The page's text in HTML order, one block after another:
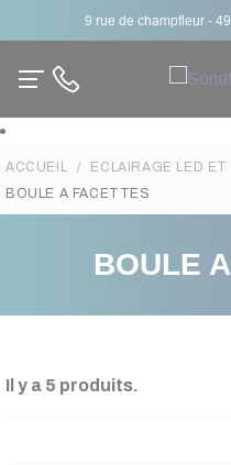
9 rue de champfleur -
ACCUEIL ECLAIRAGE LED ET
BOULE A FACETTES
BOULE
Il y a 5 produits.